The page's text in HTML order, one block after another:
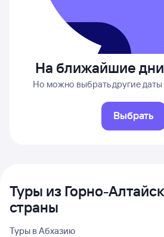
На ближайшие дни
Но можно выбрать другие
Выбрать
Туры из Горно-
страны
Туры в Абхазию